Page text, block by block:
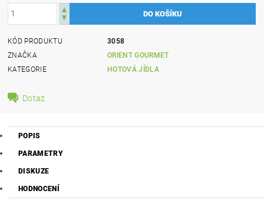
KÓD PRODUKTU
3058
ZNAČKA
ORIENT GOURMET
KATEGORIE
HOTOVÁ JÍDLA
Dotaz
POPIS
PARAMETRY
DISKUZE
HODNOCENÍ